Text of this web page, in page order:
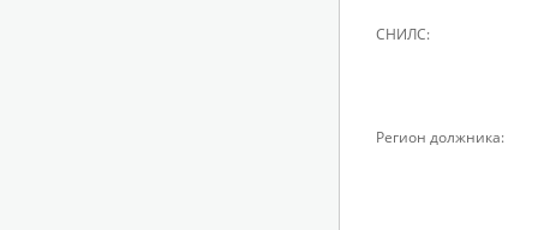
СНИЛС:
Регион должника: